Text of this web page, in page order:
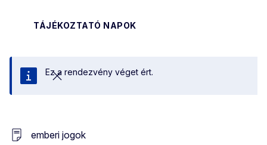
TÁJÉKOZTATÓ NAPOK
Bezárás
Ez a rendezvény véget ért.
emberi jogok